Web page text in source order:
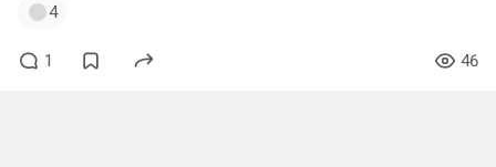
4
1 46